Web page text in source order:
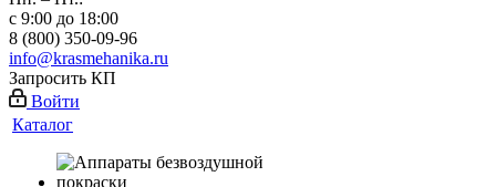
с 9:00 до 18:00
8 (800) 350-09-96
info@krasmehanika.ru
Запросить КП
Войти
Каталог